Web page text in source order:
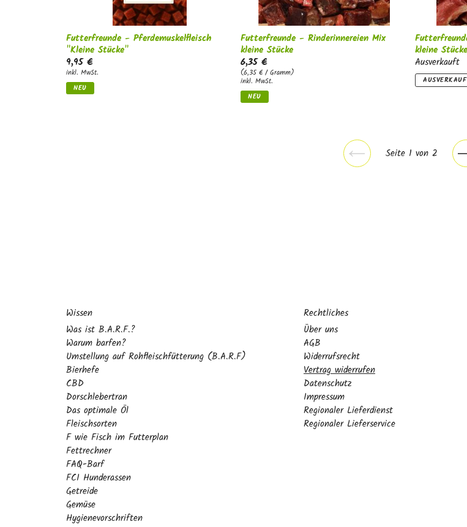
Futterfreunde - Pferdemuskelfleisch
"Kleine Stücke"
9,95 €
inkl. MwSt.
NEU
Futterfreunde - Rinderinnereien Mix
kleine Stücke
6,35 €
(6,35 € / Gramm)
inkl. MwSt.
NEU
kleine Stücke
Ausverkauft
VorherigeSeite 1 von 2
Wissen
Was ist B.A.R.F.?
Warum barfen?
Umstellung auf Rohfleischfütterung (B.A.R.F)
Bierhefe
CBD
Dorschlebertran
Das optimale Öl
Fleischsorten
F wie Fisch im Futterplan
Fettrechner
FAQ-Barf
FCI Hunderassen
Getreide
Gemüse
Hygienevorschriften
Rechtliches
Über uns
AGB
Widerrufsrecht
Vertrag widerrufen
Datenschutz
Impressum
Regionaler Lieferdienst
Regionaler Lieferservice